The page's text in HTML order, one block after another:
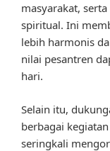
masyarakat,
spiritual. Ini
lebih harmonis
nilai pesantren
hari.
Selain itu,
berbagai
seringkali